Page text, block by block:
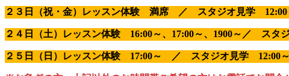
２３日（祝・金）レッスン体験 満席 ／ スタジオ見学 12:00
２４日（土）レッスン体験 16:00～、17:00～、1900～／ スタ
２５日（日）レッスン体験 17:00～ ／ スタジオ見学 12:00～